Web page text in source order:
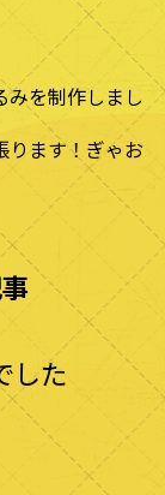
みを制作しまし
ります！ぎゃお
した